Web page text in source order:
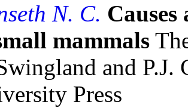
N. C. Causes
mammals
and P.J.
Press